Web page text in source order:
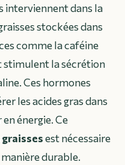
interviennent dans la
stockées dans
comme la caféine
stimulent la sécrétion
Ces hormones
les acides gras dans
énergie. Ce
est nécessaire
durable.